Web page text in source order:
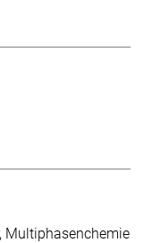
Multiphasenchemie